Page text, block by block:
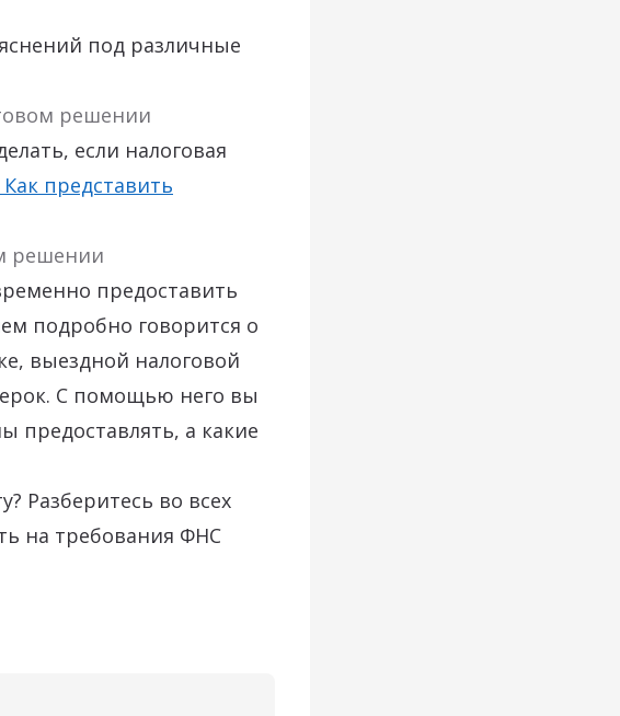
под различные
решении
если налоговая
представить
решении
предоставить
подробно говорится о
выездной налоговой
С помощью него вы
предоставлять, а какие
Разберитесь во всех
на требования ФНС